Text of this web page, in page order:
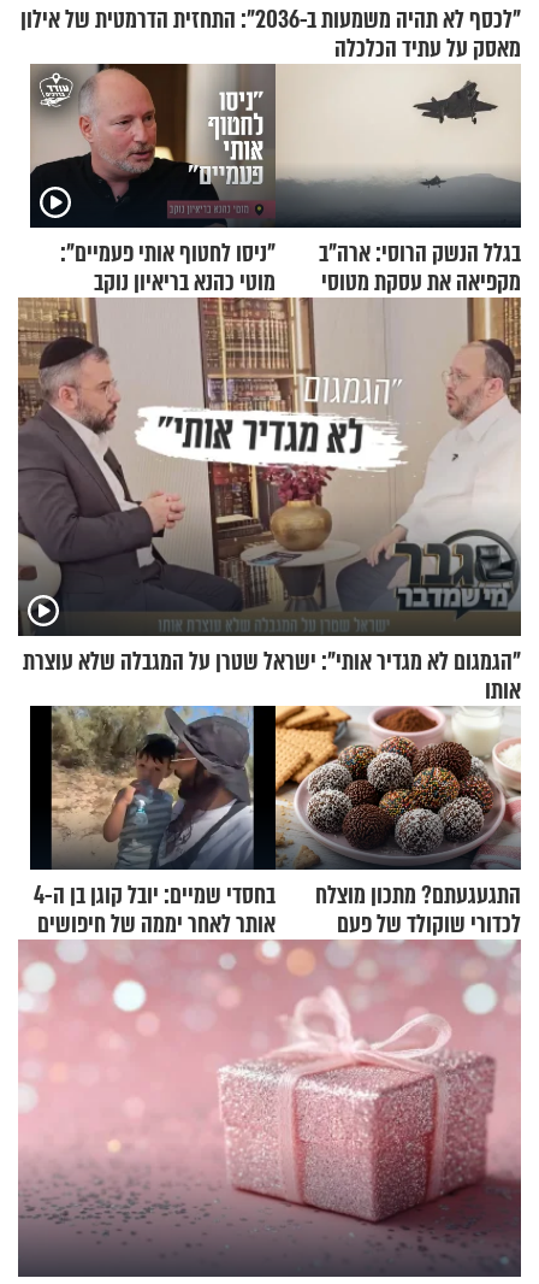
"לכסף לא תהיה משמעות ב-2036": התחזית הדרמטית של אילון
מאסק על עתיד הכלכלה
בגלל הנשק הרוסי: ארה"ב
מקפיאה את עסקת מטוסי
הקרב לטורקיה
"ניסו לחטוף אותי פעמיים":
מוטי כהנא בריאיון נוקב
"הגמגום לא מגדיר אותי": ישראל שטרן על המגבלה שלא עוצרת
אותו
התגעגעתם? מתכון מוצלח
לכדורי שוקולד של פעם
בחסדי שמיים: יובל קוגן בן ה-4
אותר לאחר יממה של חיפושים